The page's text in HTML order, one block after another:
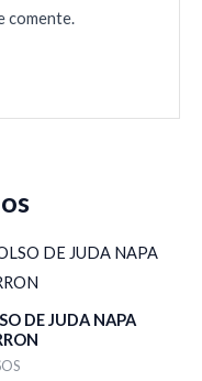
comente.
DE JUDA NAPA